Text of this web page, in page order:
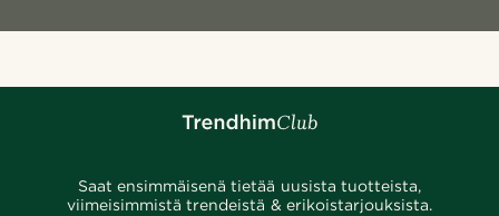
Saat ensimmäisenä tietää uusista tuotteista,
viimeisimmistä trendeistä & erikoistarjouksista.